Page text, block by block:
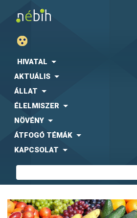
HIVATAL
AKTUÁLIS
ÁLLAT
ÉLELMISZER
NÖVÉNY
ÁTFOGÓ TÉMÁK
KAPCSOLAT